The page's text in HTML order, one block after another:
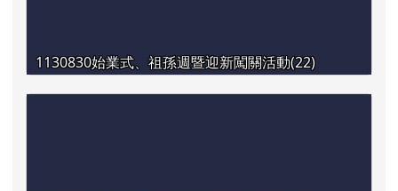
1130830始業式、祖孫週暨迎新闖關活動(22)